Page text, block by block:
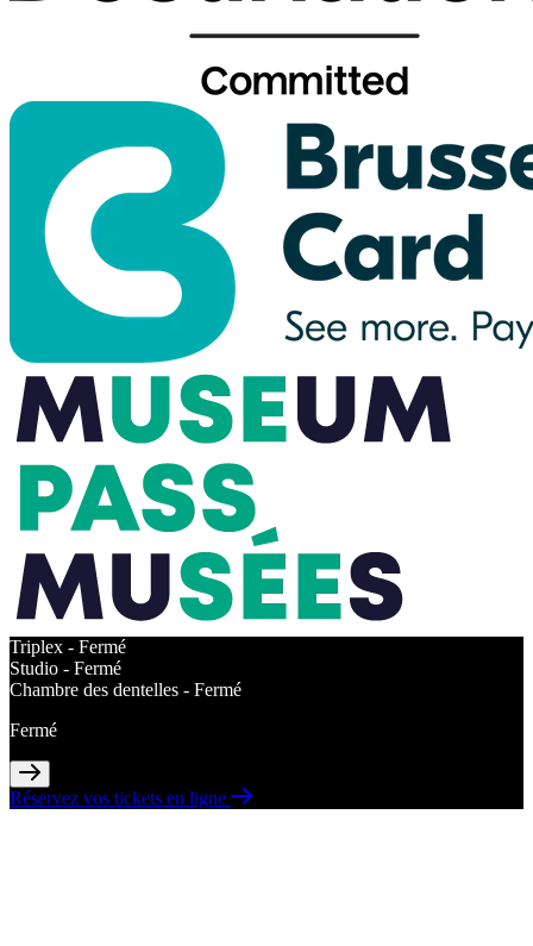
Triplex - Fermé
Studio - Fermé
Chambre des dentelles - Fermé
Fermé
Réservez vos tickets en ligne